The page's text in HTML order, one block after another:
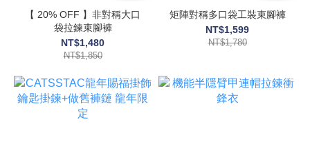
【 20% OFF 】非對稱大口
袋拉鍊束腳褲
NT$1,480
NT$1,850
矩陣對稱多口袋工裝束腳褲
NT$1,599
NT$1,780